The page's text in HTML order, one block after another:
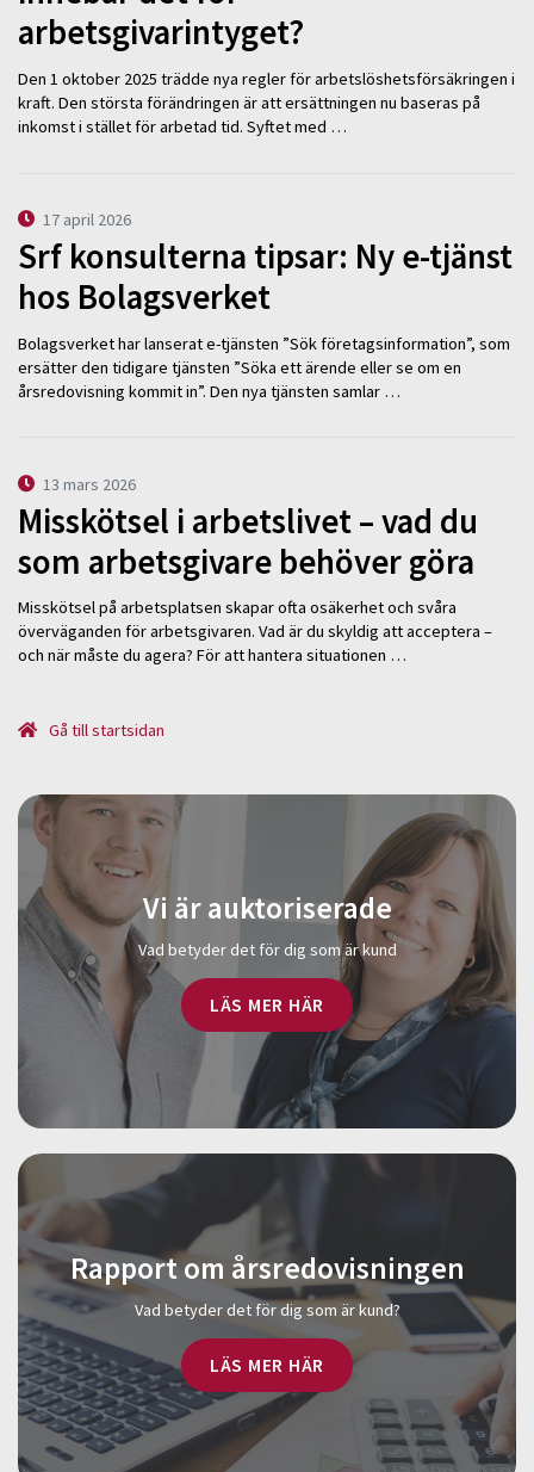
arbetsgivarintyget?
Den 1 oktober 2025 trädde nya regler för arbetslöshetsförsäkringen i
kraft. Den största förändringen är att ersättningen nu baseras på
inkomst i stället för arbetad tid. Syftet med …
17 april 2026
Srf konsulterna tipsar: Ny e-tjänst
hos Bolagsverket
Bolagsverket har lanserat e-tjänsten ”Sök företagsinformation”, som
ersätter den tidigare tjänsten ”Söka ett ärende eller se om en
årsredovisning kommit in”. Den nya tjänsten samlar …
13 mars 2026
Misskötsel i arbetslivet – vad du
som arbetsgivare behöver göra
Misskötsel på arbetsplatsen skapar ofta osäkerhet och svåra
överväganden för arbetsgivaren. Vad är du skyldig att acceptera –
och när måste du agera? För att hantera situationen …
Gå till startsidan
Vi är auktoriserade
Vad betyder det för dig som är kund
LÄS MER HÄR
Rapport om årsredovisningen
Vad betyder det för dig som är kund?
LÄS MER HÄR